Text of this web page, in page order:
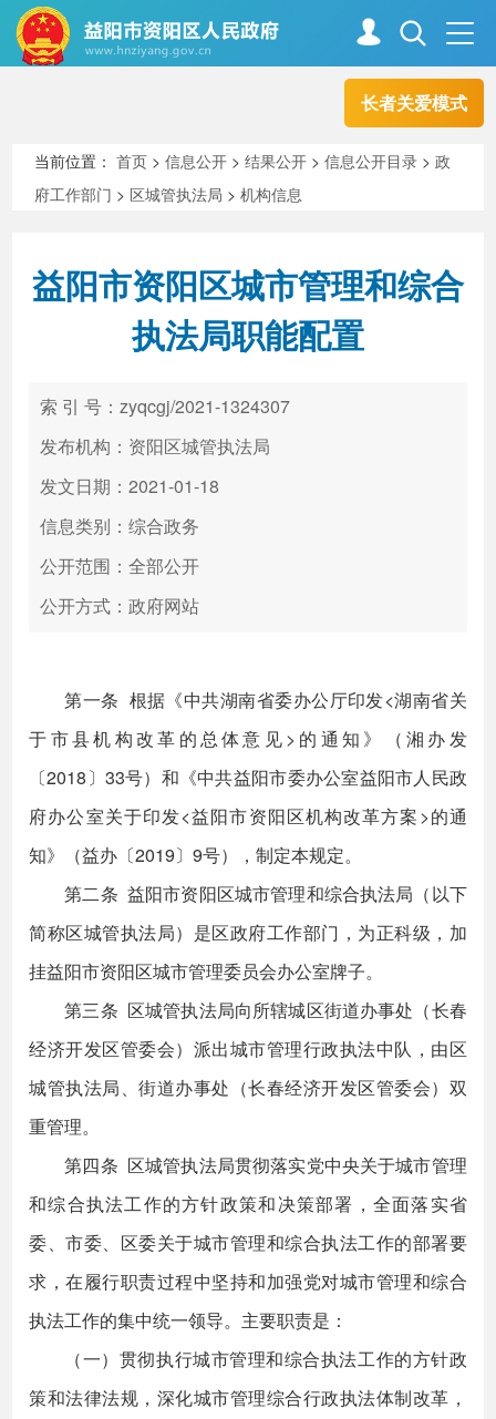
长者关爱模式
走进资阳
新闻中心 解读回应
政务服务
高效办成一件事
当前位置：首页 >信息公开 >结果公开 >信息公开目录 >政
府工作部门 > 区城管执法局 >机构信息
益阳市资阳区城市管理和综合
执法局职能配置
索 引 号：zyqcgj/2021-1324307
发布机构：资阳区城管执法局
发文日期：2021-01-18
信息类别：综合政务
公开范围：全部公开
公开方式：政府网站
第一条 根据《中共湖南省委办公厅印发<湖南省关
于市县机构改革的总体意见>的通知》（湘办发
〔2018〕33号）和《中共益阳市委办公室益阳市人民政
府办公室关于印发<益阳市资阳区机构改革方案>的通
知》（益办〔2019〕9号），制定本规定。
第二条 益阳市资阳区城市管理和综合执法局（以下
简称区城管执法局）是区政府工作部门，为正科级，加
挂益阳市资阳区城市管理委员会办公室牌子。
第三条 区城管执法局向所辖城区街道办事处（长春
经济开发区管委会）派出城市管理行政执法中队，由区
城管执法局、街道办事处（长春经济开发区管委会）双
重管理。
第四条 区城管执法局贯彻落实党中央关于城市管理
和综合执法工作的方针政策和决策部署，全面落实省
委、市委、区委关于城市管理和综合执法工作的部署要
求，在履行职责过程中坚持和加强党对城市管理和综合
执法工作的集中统一领导。主要职责是：
（一）贯彻执行城市管理和综合执法工作的方针政
策和法律法规，深化城市管理综合行政执法体制改革，